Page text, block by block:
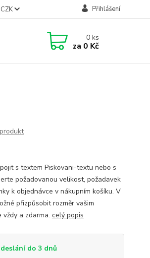
CZK Přihlášení
0ks
za 0 Kč
s textem Piskovani-textu nebo s
požadovanou velikost, požadavek
k objednávce v nákupním košíku. V
přizpůsobit rozměr vašim
vždy a zdarma. celý popis
do 3 dnů